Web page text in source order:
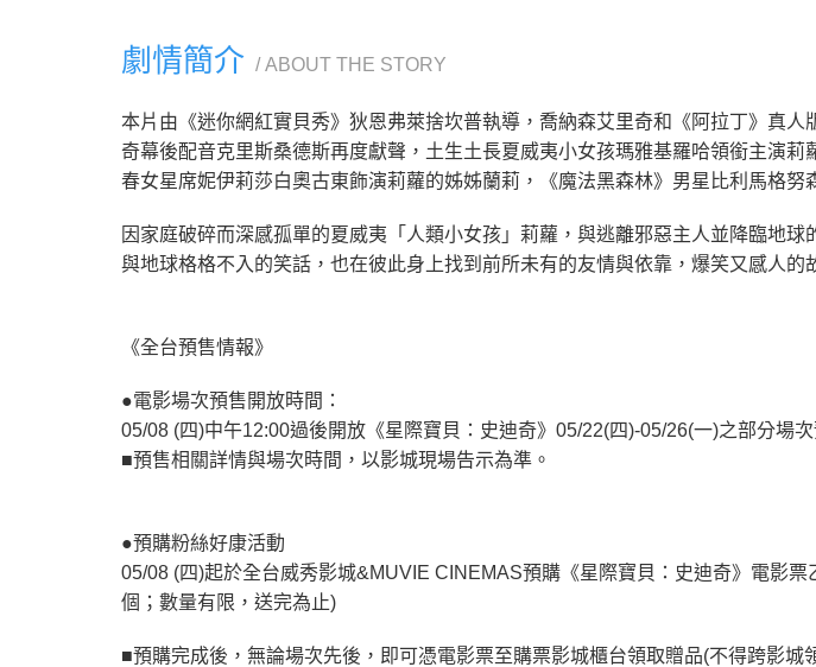
劇情簡介 ABOUT THE STORY
本片由《迷你網紅實貝秀》狄恩弗萊捨坎普執導，喬納森艾里奇和《阿拉丁》真
奇幕後配音克里斯桑德斯再度獻聲，土生土長夏威夷小女孩瑪雅基羅哈領銜主演
春女星席妮伊莉莎白奧古東飾演莉蘿的姊姊蘭莉，《魔法黑森林》男星比利馬格努
因家庭破碎而深感孤單的夏威夷「人類小女孩」莉蘿，與逃離邪惡主人並降臨地
與地球格格不入的笑話，也在彼此身上找到前所未有的友情與依靠，爆笑又感人的
《全台預售情報》
●電影場次預售開放時間：
05/08 (四)中午12:00過後開放《星際寶貝：史迪奇》05/22(四)-05/26(一)之部分場次
■預售相關詳情與場次時間，以影城現場告示為準。
●預購粉絲好康活動
05/08 (四)起於全台威秀影城&MUVIE CINEMAS預購《星際寶貝：史迪奇》電影
個；數量有限，送完為止)
■預購完成後，無論場次先後，即可憑電影票至購票影城櫃台領取贈品(不得跨影城